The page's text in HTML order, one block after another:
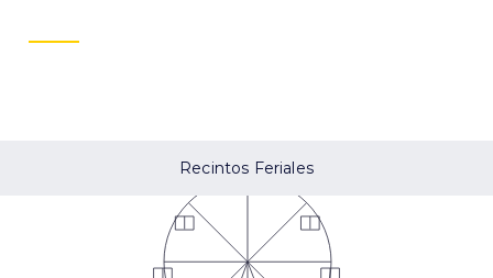
Recintos Feriales